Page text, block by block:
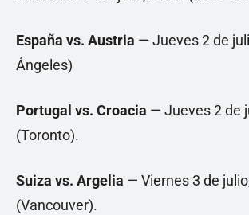
España vs. Austria — Jueves 2 de
Ángeles)
Portugal vs. Croacia — Jueves 2 de
(Toronto).
Suiza vs. Argelia — Viernes 3 de
(Vancouver).